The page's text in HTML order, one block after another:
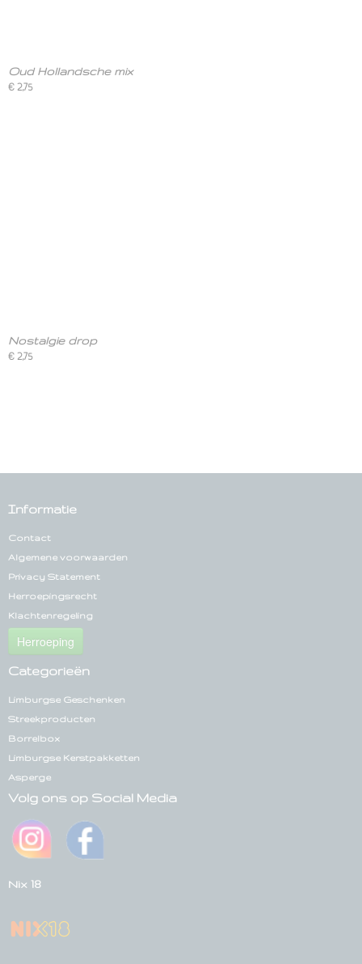
Oud Hollandsche mix
€ 2,75
Nostalgie drop
€ 2,75
Informatie
Contact
Algemene voorwaarden
Privacy Statement
Herroepingsrecht
Klachtenregeling
Herroeping
Categorieën
Limburgse Geschenken
Streekproducten
Borrelbox
Limburgse Kerstpakketten
Asperge
Volg ons op Social Media
Nix 18